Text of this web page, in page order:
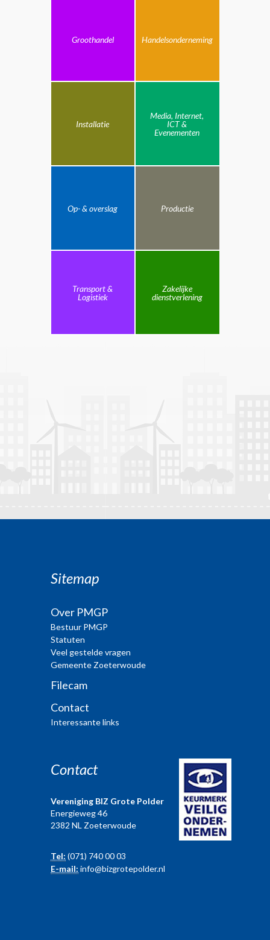
Groothandel Handelsonderneming
Installatie
Media, Internet,
ICT &
Evenementen
Op- & overslag Productie
Transport &
Logistiek
Zakelijke
dienstverlening
Sitemap
Over PMGP
Bestuur PMGP
Statuten
Veel gestelde vragen
Gemeente Zoeterwoude
Filecam
Contact
Interessante links
Contact
Vereniging BIZ Grote Polder
Energieweg 46
2382 NL Zoeterwoude
Tel: (071) 740 00 03
E-mail: info@bizgrotepolder.nl